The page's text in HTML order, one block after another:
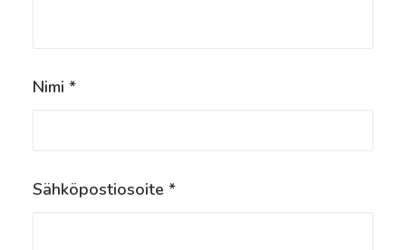
Nimi *
Sähköpostiosoite *